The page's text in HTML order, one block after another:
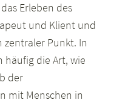
Erleben des
und Klient und
Punkt. In
häufig die Art, wie
der
mit Menschen in